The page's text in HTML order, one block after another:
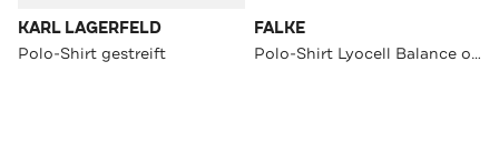
KARL LAGERFELD
Polo-Shirt gestreift
FALKE
Polo-Shirt Lyocell Balance off-white (2040)